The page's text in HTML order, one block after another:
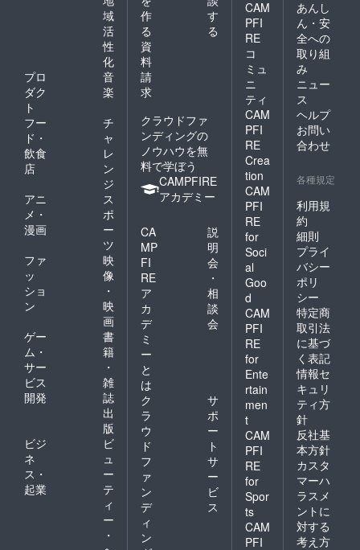
域
活
性
化
プロ
ダク
ト
音
楽
フー
ド・
飲食
店
チ
ャ
レ
ン
ジ
アニ
メ・
漫画
ス
ポ
ー
ツ
ファ
ッ
ショ
ン
映
像
・
映
画
ゲー
ム・
サー
ビス
開発
書
籍
・
雑
誌
出
版
ビジ
ネ
ス・
起業
ビ
ュ
ー
テ
ィ
ー
・
作
る
す
る
資
料
請
求
クラウドファ
ンディングの
ノウハウを無
料で学ぼう
CAMPFIRE
アカデミー
CA
MP
FI
RE
ア
カ
デ
ミ
ー
と
は
説
明
会
・
相
談
会
ク
ラ
ウ
ド
フ
ァ
ン
デ
ィ
ン
サ
ポ
ー
ト
サ
ー
ビ
ス
CAM
PFI
RE
コ
ミュ
ニ
ティ
CAM
PFI
RE
Crea
tion
CAM
PFI
RE
for
Soci
al
Goo
d
CAM
PFI
RE
for
Ente
rtain
men
t
CAM
PFI
RE
for
Spor
ts
CAM
PFI
あんし
ん・安
全への
取り組
み
ニュー
ス
ヘルプ
お問い
合わせ
各種規定
利用規
約
細則
プライ
バシー
ポリ
シー
特定商
取引法
に基づ
く表記
情報セ
キュリ
ティ方
針
反社基
本方針
カスタ
マーハ
ラスメ
ントに
対する
考え方